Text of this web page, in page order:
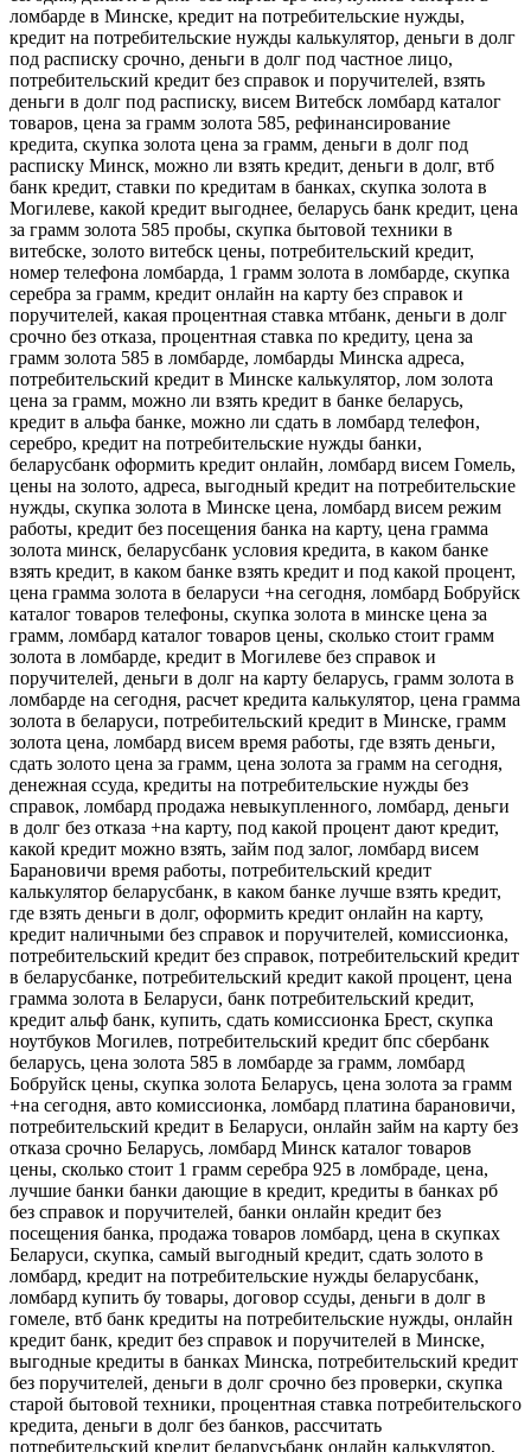
ломбарде в Минске, кредит на потребительские нужды,
кредит на потребительские нужды калькулятор, деньги в долг
под расписку срочно, деньги в долг под частное лицо,
потребительский кредит без справок и поручителей, взять
деньги в долг под расписку, висем Витебск ломбард каталог
товаров, цена за грамм золота 585, рефинансирование
кредита, скупка золота цена за грамм, деньги в долг под
расписку Минск, можно ли взять кредит, деньги в долг, втб
банк кредит, ставки по кредитам в банках, скупка золота в
Могилеве, какой кредит выгоднее, беларусь банк кредит, цена
за грамм золота 585 пробы, скупка бытовой техники в
витебске, золото витебск цены, потребительский кредит,
номер телефона ломбарда, 1 грамм золота в ломбарде, скупка
серебра за грамм, кредит онлайн на карту без справок и
поручителей, какая процентная ставка мтбанк, деньги в долг
срочно без отказа, процентная ставка по кредиту, цена за
грамм золота 585 в ломбарде, ломбарды Минска адреса,
потребительский кредит в Минске калькулятор, лом золота
цена за грамм, можно ли взять кредит в банке беларусь,
кредит в альфа банке, можно ли сдать в ломбард телефон,
серебро, кредит на потребительские нужды банки,
беларусбанк оформить кредит онлайн, ломбард висем Гомель,
цены на золото, адреса, выгодный кредит на потребительские
нужды, скупка золота в Минске цена, ломбард висем режим
работы, кредит без посещения банка на карту, цена грамма
золота минск, беларусбанк условия кредита, в каком банке
взять кредит, в каком банке взять кредит и под какой процент,
цена грамма золота в беларуси +на сегодня, ломбард Бобруйск
каталог товаров телефоны, скупка золота в минске цена за
грамм, ломбард каталог товаров цены, сколько стоит грамм
золота в ломбарде, кредит в Могилеве без справок и
поручителей, деньги в долг на карту беларусь, грамм золота в
ломбарде на сегодня, расчет кредита калькулятор, цена грамма
золота в беларуси, потребительский кредит в Минске, грамм
золота цена, ломбард висем время работы, где взять деньги,
сдать золото цена за грамм, цена золота за грамм на сегодня,
денежная ссуда, кредиты на потребительские нужды без
справок, ломбард продажа невыкупленного, ломбард, деньги
в долг без отказа +на карту, под какой процент дают кредит,
какой кредит можно взять, займ под залог, ломбард висем
Барановичи время работы, потребительский кредит
калькулятор беларусбанк, в каком банке лучше взять кредит,
где взять деньги в долг, оформить кредит онлайн на карту,
кредит наличными без справок и поручителей, комиссионка,
потребительский кредит без справок, потребительский кредит
в беларусбанке, потребительский кредит какой процент, цена
грамма золота в Беларуси, банк потребительский кредит,
кредит альф банк, купить, сдать комиссионка Брест, скупка
ноутбуков Могилев, потребительский кредит бпс сбербанк
беларусь, цена золота 585 в ломбарде за грамм, ломбард
Бобруйск цены, скупка золота Беларусь, цена золота за грамм
+на сегодня, авто комиссионка, ломбард платина барановичи,
потребительский кредит в Беларуси, онлайн займ на карту без
отказа срочно Беларусь, ломбард Минск каталог товаров
цены, сколько стоит 1 грамм серебра 925 в ломбраде, цена,
лучшие банки банки дающие в кредит, кредиты в банках рб
без справок и поручителей, банки онлайн кредит без
посещения банка, продажа товаров ломбард, цена в скупках
Беларуси, скупка, самый выгодный кредит, сдать золото в
ломбард, кредит на потребительские нужды беларусбанк,
ломбард купить бу товары, договор ссуды, деньги в долг в
гомеле, втб банк кредиты на потребительские нужды, онлайн
кредит банк, кредит без справок и поручителей в Минске,
выгодные кредиты в банках Минска, потребительский кредит
без поручителей, деньги в долг срочно без проверки, скупка
старой бытовой техники, процентная ставка потребительского
кредита, деньги в долг без банков, рассчитать
потребительский кредит беларусьбанк онлайн калькулятор,